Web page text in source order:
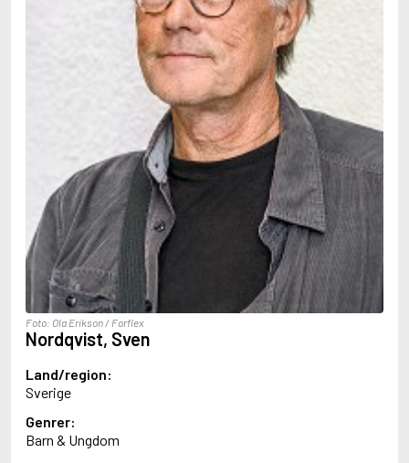
Abrahams, Peter (f. 1919)
Abrahams, Peter (f. 1947)
Abrahamson, Emmy
Aburas, Lone
Achebe, Chinua
Achmatova, Anna
Aciman, André
Ackebo, Lena
Acker, Kathy
Ackroyd, Peter
Adam de la Halle
Adamov, Arthur
Adams, Douglas
Adams, Herbert
Adams, Jane
Adams, Richard
Adbåge, Emma
Adbåge, Lisen
Adelborg, Ottilia
Foto: Ola Erikson / Forflex
Nordqvist, Sven
Land/region:
Sverige
Genrer:
Barn & Ungdom